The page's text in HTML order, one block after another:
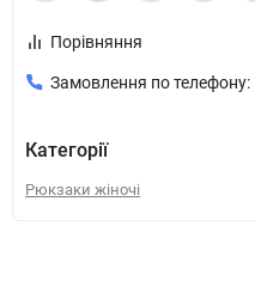
Порівняння
Замовлення по телефону:
Категорії
Рюкзаки жіночі